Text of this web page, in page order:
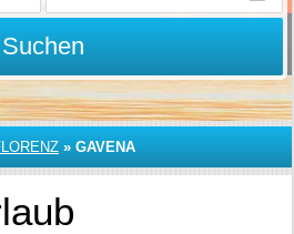
Suchen
» GAVENA